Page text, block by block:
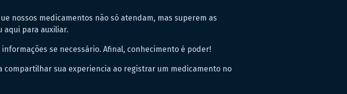
nossos medicamentos não só atendam, mas superem as
aqui para auxiliar.
se necessário. Afinal, conhecimento é poder!
compartilhar sua experiencia ao registrar um medicamento no